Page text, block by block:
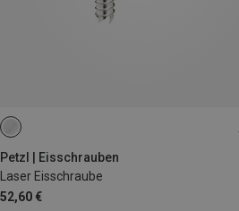
Petzl | Eisschrauben
Laser Eisschraube
52,60 €
13CM